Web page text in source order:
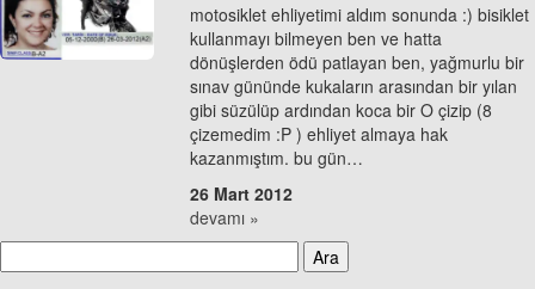
motosiklet ehliyetimi aldım sonunda :) bisiklet
kullanmayı bilmeyen ben ve hatta
dönüşlerden ödü patlayan ben, yağmurlu bir
sınav gününde kukaların arasından bir yılan
gibi süzülüp ardından koca bir O çizip (8
çizemedim :P ) ehliyet almaya hak
kazanmıştım. bu gün…
26 Mart 2012
devamı »